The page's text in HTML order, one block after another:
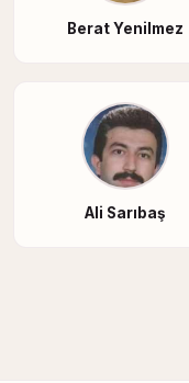
Berat Yenilmez
Ali Sarıbaş